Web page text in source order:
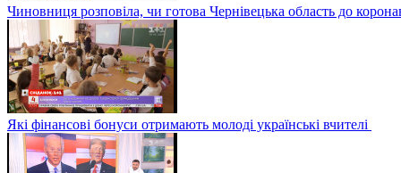
Чиновниця розповіла, чи готова Чернівецька область до
Які фінансові бонуси отримають молоді українські вчителі